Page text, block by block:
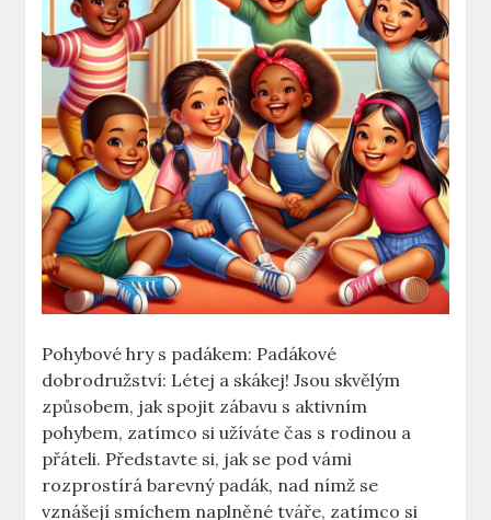
Pohybové hry s padákem: Padákové
dobrodružství: Létej a skákej! Jsou skvělým
způsobem, jak spojit zábavu s aktivním
pohybem, zatímco si užíváte čas s rodinou a
přáteli. Představte si, jak se pod vámi
rozprostírá barevný padák, nad nímž se
vznášejí smíchem naplněné tváře, zatímco si